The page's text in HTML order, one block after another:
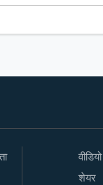
वीडियो
शेयर